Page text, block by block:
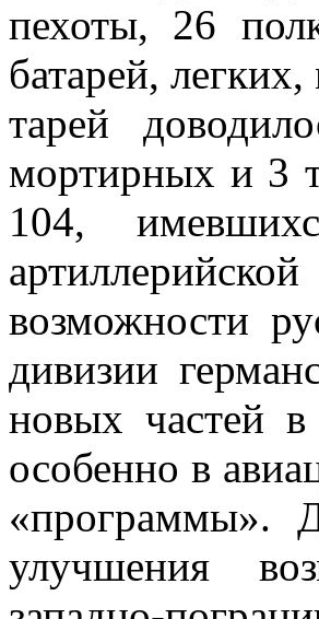
пехоты, 26
батарей,
тарей
мортирных и 3
104,
возможности
дивизии
новых частей
особенно в
«программы».
улучшения